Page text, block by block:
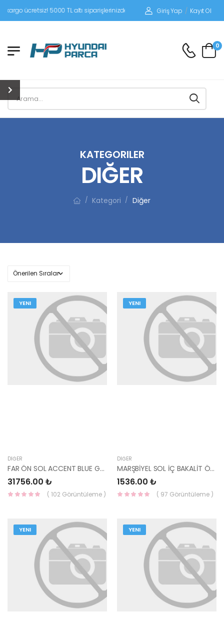
5000 TL altı siparişlerinizde siparişleriniz alıcı ödemeli gönderilir.
Giriş Yap / Kayıt Ol
0
KATEGORILER
DIĞER
/ Kategori / Diğer
YENI
DIĞER
FAR ÖN SOL ACCENT BLUE GRİ KAŞLI 17- 92101-1R745-MOBIS
31756.00 ₺
( 102 Görüntüleme )
YENI
DIĞER
MARŞBİYEL SOL İÇ BAKALİT ÖN İ20 2021- 85823-Q0050NNB
1536.00 ₺
( 97 Görüntüleme )
YENI YENI